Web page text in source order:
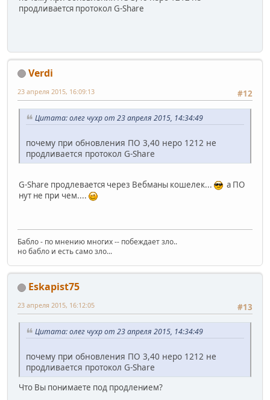
продливается протокол G-Share
Verdi
#12
23 апреля 2015, 16:09:13
Цитата: олег чухр от 23 апреля 2015, 14:34:49
почему при обновления ПО 3,40 неро 1212 не
продливается протокол G-Share
G-Share продлевается через Вебманы кошелек...
а ПО
нут не при чем....
Бабло - по мнению многих -- побеждает зло..
но бабло и есть само зло...
Eskapist75
#13
23 апреля 2015, 16:12:05
Цитата: олег чухр от 23 апреля 2015, 14:34:49
почему при обновления ПО 3,40 неро 1212 не
продливается протокол G-Share
Что Вы понимаете под продлением?